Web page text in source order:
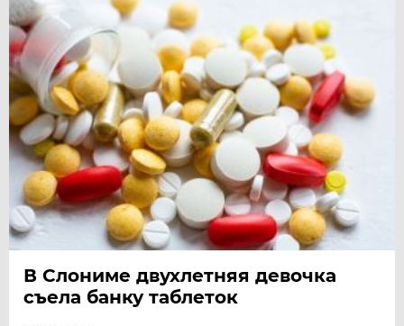
В Слониме двухлетняя девочка
съела банку таблеток